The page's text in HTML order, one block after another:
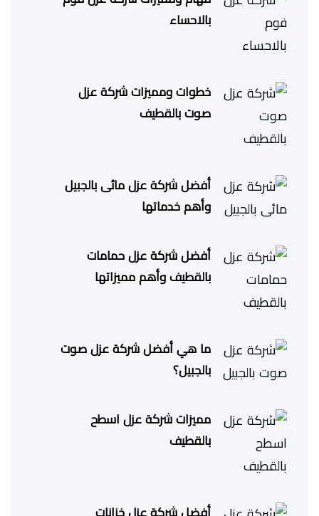
بالاحساء
خطوات ومميزات شركة عزل
صوت بالقطيف
أفضل شركة عزل مائى بالجبيل
وأهم خدماتها
أفضل شركة عزل حمامات
بالقطيف وأهم مميزاتها
ما هي أفضل شركة عزل صوت
بالجبيل؟
مميزات شركة عزل اسطح
بالقطيف
أفضل شركة عزل خزانات